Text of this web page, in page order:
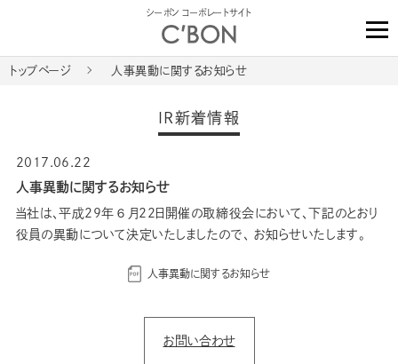
シーボン コーポレートサイト
トップページ 人事異動に関するお知らせ
IR新着情報
2017.06.22
人事異動に関するお知らせ
当社は、平成29年６月22日開催の取締役会において、下記のとおり
役員の異動について決定いたしましたので、 お知らせいたします。
人事異動に関するお知らせ
お問い合わせ